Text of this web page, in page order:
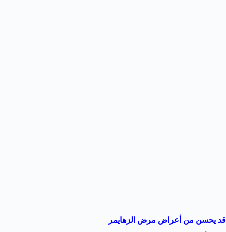
قد يحسن من أعراض مرض الزهايمر